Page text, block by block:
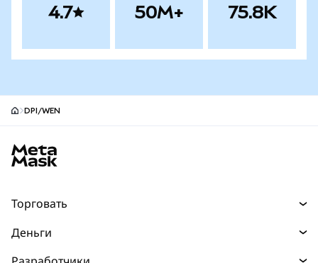
4.7 50M+ 75.8K
DPI/WEN
Торговать
Деньги